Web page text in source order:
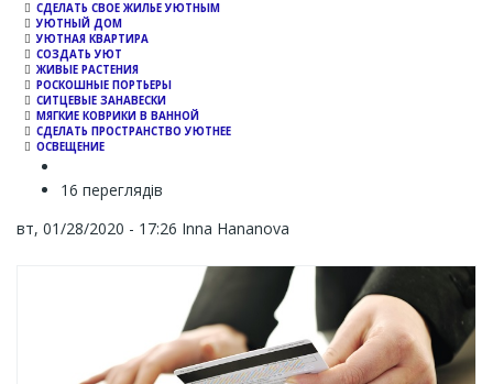
СДЕЛАТЬ СВОЕ ЖИЛЬЕ УЮТНЫМ
УЮТНЫЙ ДОМ
УЮТНАЯ КВАРТИРА
СОЗДАТЬ УЮТ
ЖИВЫЕ РАСТЕНИЯ
РОСКОШНЫЕ ПОРТЬЕРЫ
СИТЦЕВЫЕ ЗАНАВЕСКИ
МЯГКИЕ КОВРИКИ В ВАННОЙ
СДЕЛАТЬ ПРОСТРАНСТВО УЮТНЕЕ
ОСВЕЩЕНИЕ
16 переглядів
вт, 01/28/2020 - 17:26 Inna Hananova